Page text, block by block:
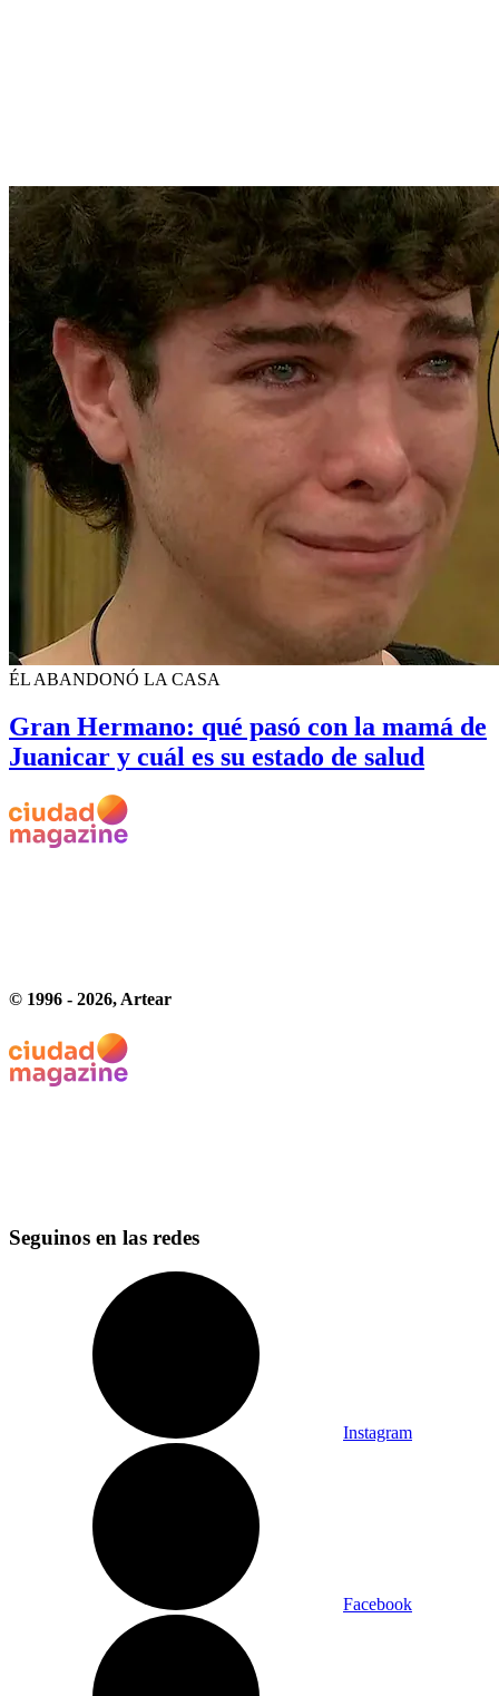
ÉL ABANDONÓ LA CASA
Gran Hermano: qué pasó con la mamá de
Juanicar y cuál es su estado de salud
© 1996 - 2026, Artear
Seguinos en las redes
Instagram
Facebook